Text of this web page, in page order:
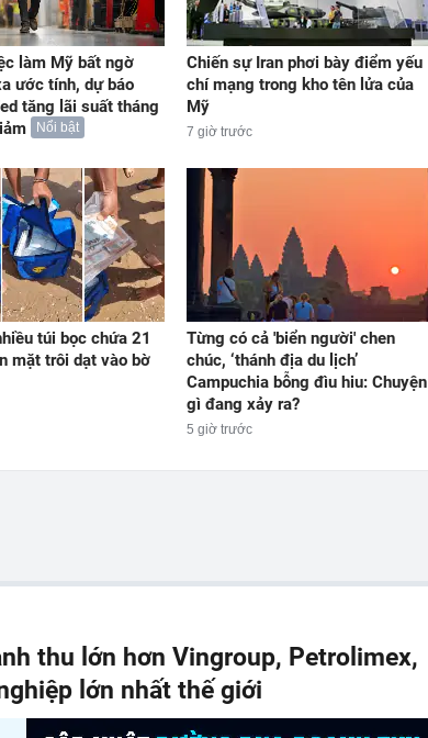
làm Mỹ bất ngờ
ước tính, dự báo
tăng lãi suất tháng
Nổi bật
Chiến sự Iran phơi bày điểm yếu
chí mạng trong kho tên lửa của
Mỹ
7 giờ trước
túi bọc chứa 21
mặt trôi dạt vào bờ
Từng có cả 'biển người' chen
chúc, ‘thánh địa du lịch’
Campuchia bỗng đìu hiu: Chuyện
gì đang xảy ra?
5 giờ trước
thu lớn hơn Vingroup, Petrolimex,
lớn nhất thế giới